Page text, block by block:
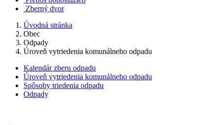
Zberný dvor
Úvodná stránka
Obec
Odpady
Úroveň vytriedenia komunálneho odpadu
Kalendár zberu odpadu
Úroveň vytriedenia komunálneho odpadu
Spôsoby triedenia odpadu
Odpady